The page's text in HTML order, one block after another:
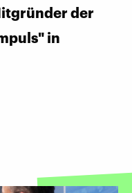
der
in